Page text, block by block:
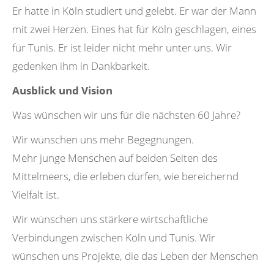
Er hatte in Köln studiert und gelebt. Er war der Mann
mit zwei Herzen. Eines hat für Köln geschlagen, eines
für Tunis. Er ist leider nicht mehr unter uns. Wir
gedenken ihm in Dankbarkeit.
Ausblick und Vision
Was wünschen wir uns für die nächsten 60 Jahre?
Wir wünschen uns mehr Begegnungen.
Mehr junge Menschen auf beiden Seiten des
Mittelmeers, die erleben dürfen, wie bereichernd
Vielfalt ist.
Wir wünschen uns stärkere wirtschaftliche
Verbindungen zwischen Köln und Tunis. Wir
wünschen uns Projekte, die das Leben der Menschen